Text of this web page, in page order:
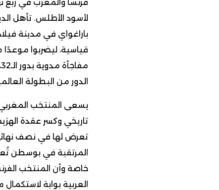
لأسود الأطلس. تأهل
باراغواي في مدينة
قياسية، ليضربوا
الدور من البطولة
يسعى المنتخب
تاريخي وكسر عقدة
المرتقبة في بوسطن
خاصة وأن المنتخب
العربية بوابة